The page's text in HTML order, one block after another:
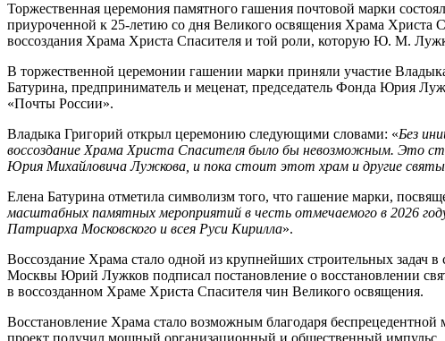
Торжественная церемония памятного гашения почтовой марки
приуроченной к 25-летию со дня Великого освящения Храма
воссоздания Храма Христа Спасителя и той роли, которую Ю. М.
В торжественной церемонии гашении марки приняли участие
Батурина, предприниматель и меценат, председатель Фонда Юрия
«Почты России».
Владыка Григорий открыл церемонию следующими словами: «Без
воссоздание Храма Христа Спасителя было бы невозможным. Это
Юрия Михайловича Лужкова, и пока стоит этот храм и другие
Елена Батурина отметила символизм того, что гашение марки,
масштабных памятных мероприятий в честь отмечаемого в 2026
Патриарха Московского и всея Руси Кирилла».
Воссоздание Храма стало одной из крупнейших строительных задач
Москвы Юрий Лужков подписал постановление о восстановлении
в воссозданном Храме Христа Спасителя чин Великого освящения.
Восстановление Храма стало возможным благодаря